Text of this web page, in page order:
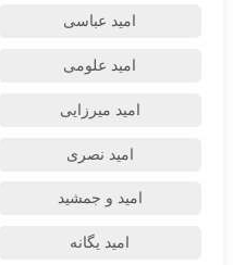
امید عباسی
امید علومی
امید میرزایی
امید نصری
امید و جمشید
امید یگانه